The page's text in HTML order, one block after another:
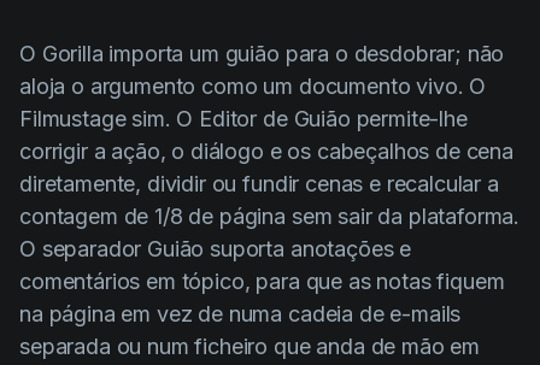
O Gorilla importa um guião para o desdobrar; não
aloja o argumento como um documento vivo. O
Filmustage sim. O Editor de Guião permite-lhe
corrigir a ação, o diálogo e os cabeçalhos de cena
diretamente, dividir ou fundir cenas e recalcular a
contagem de 1/8 de página sem sair da plataforma.
O separador Guião suporta anotações e
comentários em tópico, para que as notas fiquem
na página em vez de numa cadeia de e-mails
separada ou num ficheiro que anda de mão em